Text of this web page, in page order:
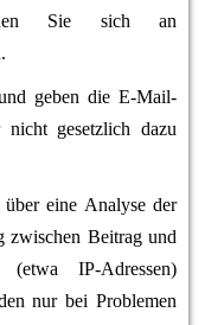
Sie sich an
geben die E-Mail-
gesetzlich dazu
eine Analyse der
zwischen Beitrag und
IP-Adressen)
nur bei Problemen